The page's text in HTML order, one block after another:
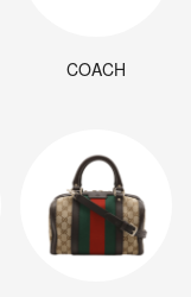
明日中とさせて頂い
COACH